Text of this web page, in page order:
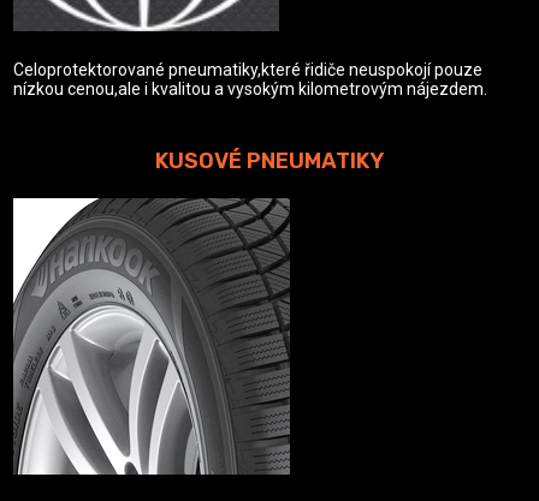
Celoprotektorované pneumatiky,které řidiče neuspokojí pouze
nízkou cenou,ale i kvalitou a vysokým kilometrovým nájezdem.
KUSOVÉ PNEUMATIKY